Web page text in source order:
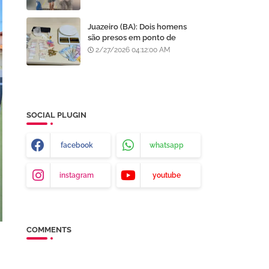
Juazeiro (BA): Dois homens
são presos em ponto de
tráfico de drogas no bairro
2/27/2026 04:12:00 AM
SOCIAL PLUGIN
facebook whatsapp
instagram youtube
COMMENTS